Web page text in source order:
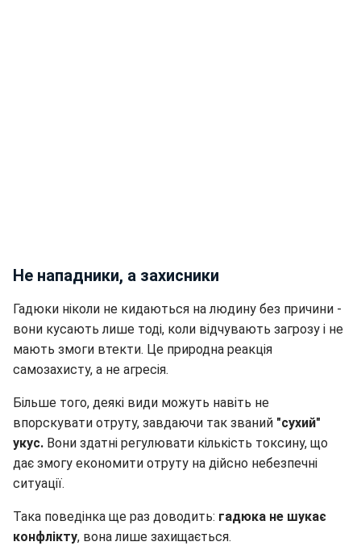
Не нападники, а захисники
Гадюки ніколи не кидаються на людину без причини -
вони кусають лише тоді, коли відчувають загрозу і не
мають змоги втекти. Це природна реакція
самозахисту, а не агресія.
Більше того, деякі види можуть навіть не
впорскувати отруту, завдаючи так званий "сухий"
укус. Вони здатні регулювати кількість токсину, що
дає змогу економити отруту на дійсно небезпечні
ситуації.
Така поведінка ще раз доводить: гадюка не шукає
конфлікту, вона лише захищається.